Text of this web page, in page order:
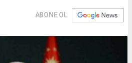
ABONE OL